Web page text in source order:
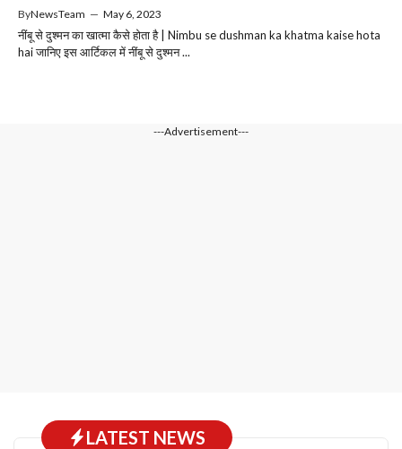
ByNewsTeam — May 6, 2023
नींबू से दुश्मन का खात्मा कैसे होता है | Nimbu se dushman ka khatma kaise hota
hai जानिए इस आर्टिकल में नींबू से दुश्मन ...
---Advertisement---
LATEST NEWS